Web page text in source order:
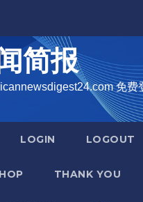
简报
免费
LOGIN LOGOUT
THANK YOU